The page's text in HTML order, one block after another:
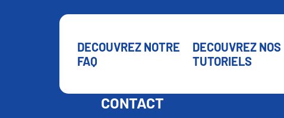
DECOUVREZ NOTRE
FAQ
DECOUVREZ NOS
TUTORIELS
CONTACT